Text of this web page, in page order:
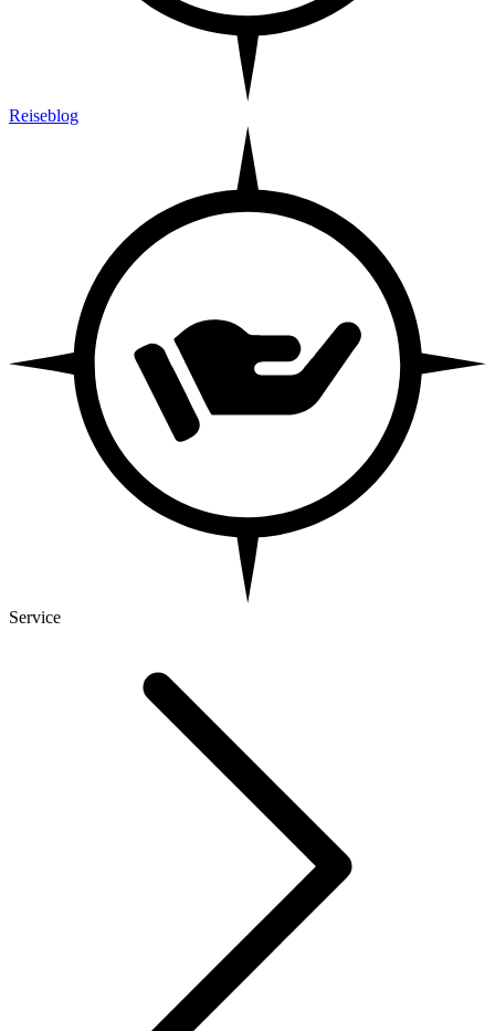
Reiseblog
Service